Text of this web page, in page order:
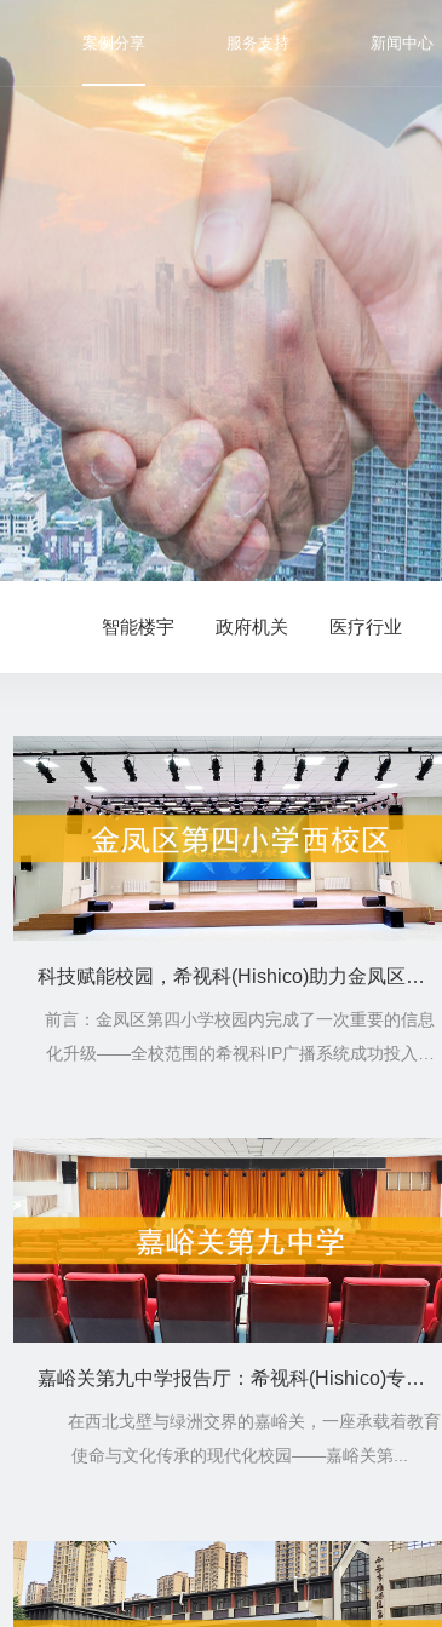
案例分享 服务支持 新闻中心
智能楼宇 政府机关 医疗行业
科技赋能校园，希视科(Hishico)助力金凤区第四小学打造现代化智慧校园
前言：金凤区第四小学校园内完成了一次重要的信息
化升级——全校范围的希视科IP广播系统成功投入使
嘉峪关第九中学报告厅：希视科(Hishico)专业扩声系统打造校园文化新地标
在西北戈壁与绿洲交界的嘉峪关，一座承载着教育
使命与文化传承的现代化校园——嘉峪关第...